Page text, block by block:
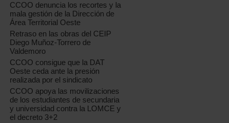
CCOO denuncia los recortes y la
mala gestión de la Dirección de
Área Territorial Oeste
Retraso en las obras del CEIP
Diego Muñoz-Torrero de
Valdemoro
CCOO consigue que la DAT
Oeste ceda ante la presión
realizada por el sindicato
CCOO apoya las movilizaciones
de los estudiantes de secundaria
y universidad contra la LOMCE y
el decreto 3+2